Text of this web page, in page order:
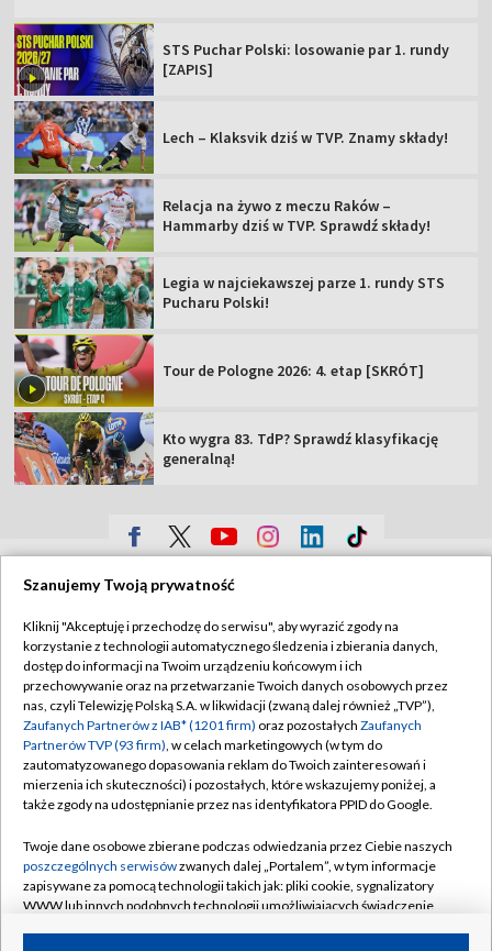
STS Puchar Polski: losowanie par 1. rundy
[ZAPIS]
Lech – Klaksvik dziś w TVP. Znamy składy!
Relacja na żywo z meczu Raków –
Hammarby dziś w TVP. Sprawdź składy!
Legia w najciekawszej parze 1. rundy STS
Pucharu Polski!
Tour de Pologne 2026: 4. etap [SKRÓT]
Kto wygra 83. TdP? Sprawdź klasyfikację
generalną!
Sklep TVP
Biuro Reklamy
Oferta Handlowa
Telegazeta ogłoszenia
Emisja w TVP
Ogłoszenia przetargowe
Akademia Telewizyjna
Polityka prywatności
Moje zgody
Biuro reklamy
Kontakt
©2026 Telewizja Polska Spółka Akcyjna w likwidacji
Szanujemy Twoją prywatność
Kliknij "Akceptuję i przechodzę do serwisu", aby wyrazić zgody na
korzystanie z technologii automatycznego śledzenia i zbierania danych,
dostęp do informacji na Twoim urządzeniu końcowym i ich
przechowywanie oraz na przetwarzanie Twoich danych osobowych przez
nas, czyli Telewizję Polską S.A. w likwidacji (zwaną dalej również „TVP”),
Zaufanych Partnerów z IAB* (1201 firm) oraz pozostałych Zaufanych
Partnerów TVP (93 firm), w celach marketingowych (w tym do
zautomatyzowanego dopasowania reklam do Twoich zainteresowań i
mierzenia ich skuteczności) i pozostałych, które wskazujemy poniżej, a
także zgody na udostępnianie przez nas identyfikatora PPID do Google.
Twoje dane osobowe zbierane podczas odwiedzania przez Ciebie naszych
poszczególnych serwisówzwanych dalej „Portalem”, w tym informacje
zapisywane za pomocą technologii takich jak: pliki cookie, sygnalizatory
WWW lub innych podobnych technologii umożliwiających świadczenie